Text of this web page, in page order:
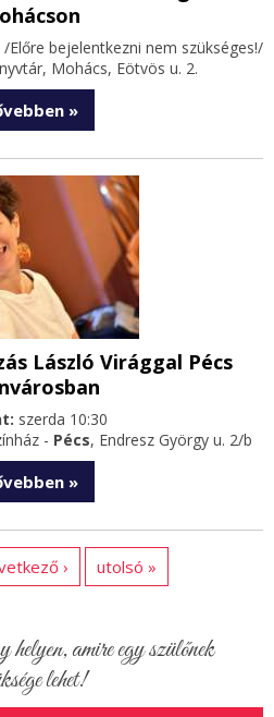
Előre bejelentkezni nem szükséges!/
Mohács, Eötvös u. 2.
»
László Virággal Pécs
szerda 10:30
- Pécs, Endresz György u. 2/b
»
› utolsó »
amire egy szülőnek
lehet!